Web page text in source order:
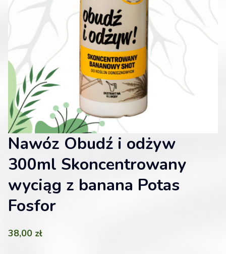
Nawóz Obudź i odżyw
300ml Skoncentrowany
wyciąg z banana Potas
Fosfor
38,00 zł